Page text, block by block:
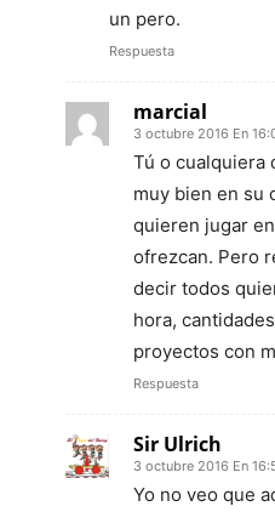
un pero.
Respuesta
marcial
3 octubre 2016 En
Tú o cualquiera
muy bien en su
quieren jugar
ofrezcan. Pero
decir todos
hora,
proyectos con
Respuesta
Sir Ulrich
3 octubre 2016 En
Yo no veo que